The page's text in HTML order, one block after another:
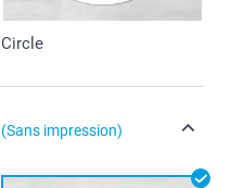
Circle
(Sans impression)